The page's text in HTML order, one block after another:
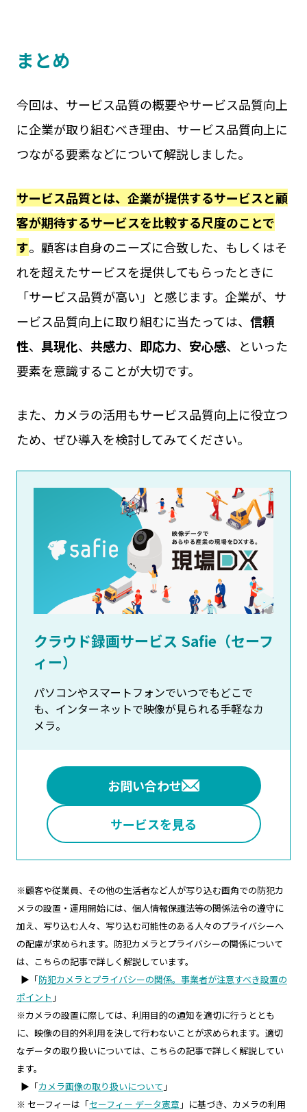
まとめ
今回は、サービス品質の概要やサービス品質向上
に企業が取り組むべき理由、サービス品質向上に
つながる要素などについて解説しました。
サービス品質とは、企業が提供するサービスと顧
客が期待するサービスを比較する尺度のことで
す。顧客は自身のニーズに合致した、もしくはそ
れを超えたサービスを提供してもらったときに
「サービス品質が高い」と感じます。企業が、サ
ービス品質向上に取り組むに当たっては、 信頼
性、 具現化、 共感力、 即応力、 安心感、といった
要素を意識することが大切です。
また、カメラの活用もサービス品質向上に役立つ
ため、ぜひ導入を検討してみてください。
クラウド録画サービス Safie（セーフ
ィー）
パソコンやスマートフォンでいつでもどこで
も、インターネットで映像が見られる手軽なカ
メラ。
お問い合わせ
サービスを見る
※顧客や従業員、その他の生活者など人が写り込む画角での防犯カ
メラの設置・運用開始には、個人情報保護法等の関係法令の遵守に
加え、写り込む人々、写り込む可能性のある人々のプライバシーへ
の配慮が求められます。防犯カメラとプライバシーの関係について
は、こちらの記事で詳しく解説しています。
▶「防犯カメラとプライバシーの関係。事業者が注意すべき設置の
ポイント 」
※カメラの設置に際しては、利用目的の通知を適切に行うととも
に、映像の目的外利用を決して行わないことが求められます。適切
なデータの取り扱いについては、こちらの記事で詳しく解説してい
ます。
▶「カメラ画像の取り扱いについて 」
※ セーフィーは「セーフィー データ憲章 」に基づき、カメラの利用